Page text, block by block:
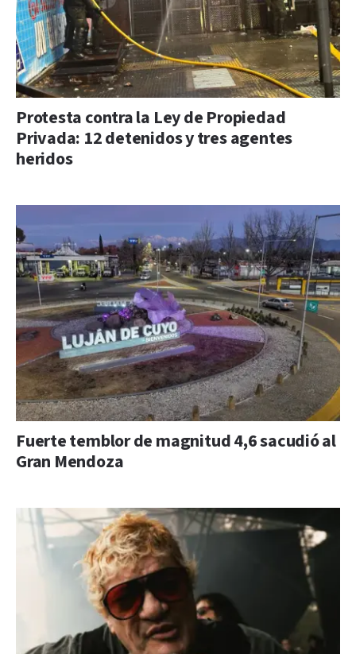
Protesta contra la Ley de Propiedad
Privada: 12 detenidos y tres agentes
heridos
Fuerte temblor de magnitud 4,6 sacudió al
Gran Mendoza